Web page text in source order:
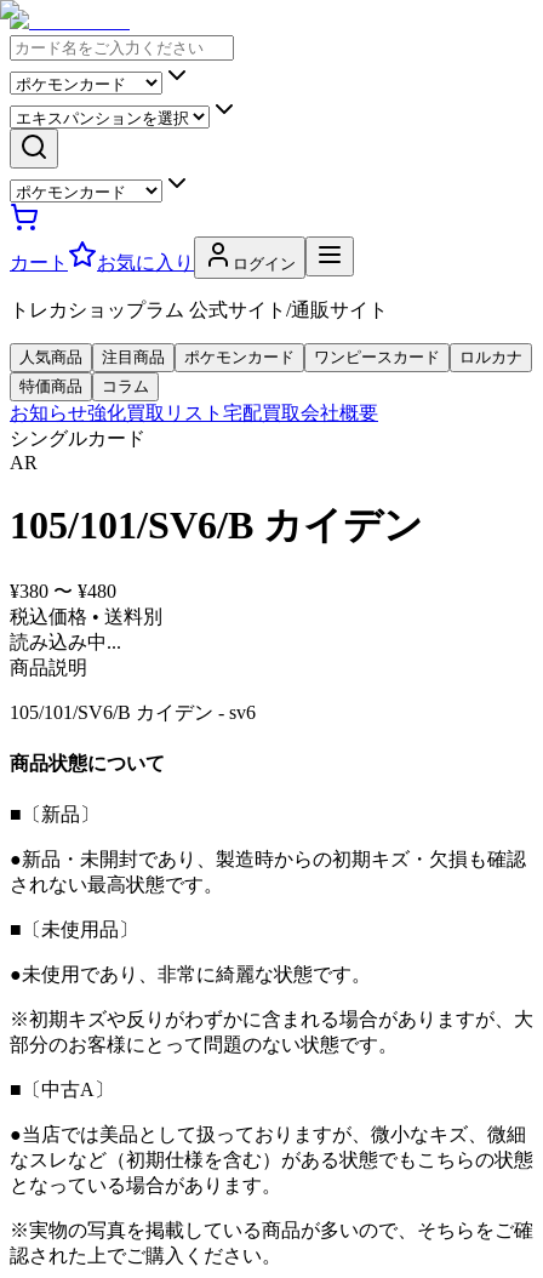
カート お気に入り ログイン
トレカショップラム 公式サイト/通販サイト
人気商品 注目商品 ポケモンカード ワンピースカード
ロルカナ
特価商品
コラム
お知らせ強化買取リスト 宅配買取会社概要
シングルカード
AR
105/101/SV6/B カイデン
¥380 〜 ¥480
税込価格 • 送料別
読み込み中...
商品説明
105/101/SV6/B カイデン - sv6
商品状態について
■〔新品〕
●新品・未開封であり、製造時からの初期キズ・欠損も確認
されない最高状態です。
■〔未使用品〕
●未使用であり、非常に綺麗な状態です。
※初期キズや反りがわずかに含まれる場合がありますが、大
部分のお客様にとって問題のない状態です。
■〔中古A〕
●当店では美品として扱っておりますが、微小なキズ、微細
なスレなど（初期仕様を含む）がある状態でもこちらの状態
となっている場合があります。
※実物の写真を掲載している商品が多いので、そちらをご確
認された上でご購入ください。